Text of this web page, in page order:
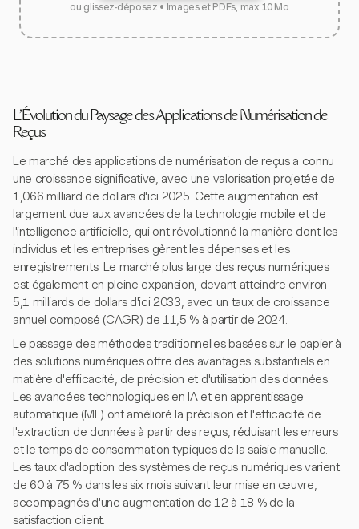
ou glissez-déposez • Images et PDFs, max 10 Mo
L'Évolution du Paysage des Applications de Numérisation de
Reçus
Le marché des applications de numérisation de reçus a connu
une croissance significative, avec une valorisation projetée de
1,066 milliard de dollars d'ici 2025. Cette augmentation est
largement due aux avancées de la technologie mobile et de
l'intelligence artificielle, qui ont révolutionné la manière dont les
individus et les entreprises gèrent les dépenses et les
enregistrements. Le marché plus large des reçus numériques
est également en pleine expansion, devant atteindre environ
5,1 milliards de dollars d'ici 2033, avec un taux de croissance
annuel composé (CAGR) de 11,5 % à partir de 2024.
Le passage des méthodes traditionnelles basées sur le papier à
des solutions numériques offre des avantages substantiels en
matière d'efficacité, de précision et d'utilisation des données.
Les avancées technologiques en IA et en apprentissage
automatique (ML) ont amélioré la précision et l'efficacité de
l'extraction de données à partir des reçus, réduisant les erreurs
et le temps de consommation typiques de la saisie manuelle.
Les taux d'adoption des systèmes de reçus numériques varient
de 60 à 75 % dans les six mois suivant leur mise en œuvre,
accompagnés d'une augmentation de 12 à 18 % de la
satisfaction client.